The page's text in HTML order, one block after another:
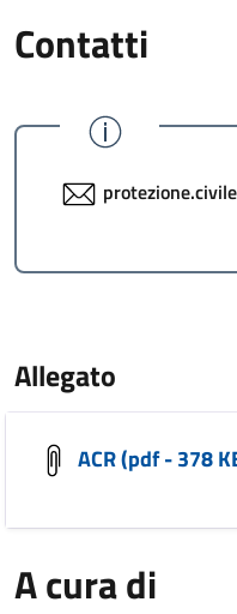
Contatti
Allegato
ACR (pdf - 378
A cura di